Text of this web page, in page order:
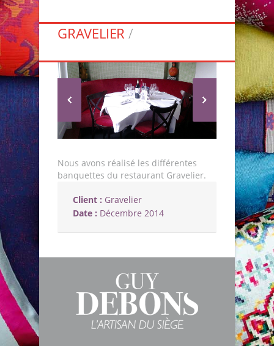
GRAVELIER /
Nous avons réalisé les différentes
banquettes du restaurant Gravelier.
Client : Gravelier
Date : Décembre 2014